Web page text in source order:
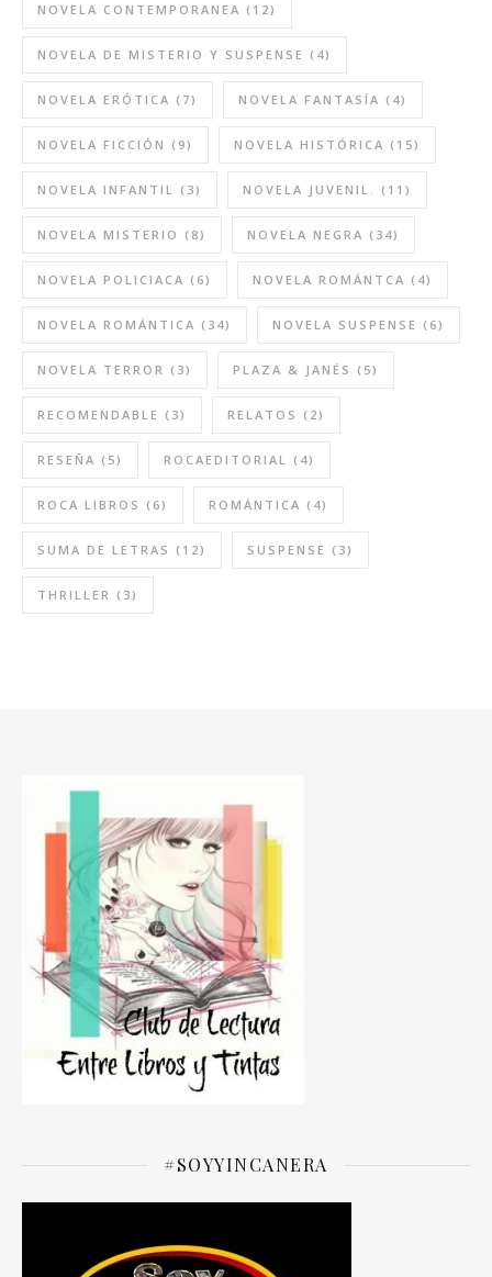
NOVELA CONTEMPORANEA (12)
NOVELA DE MISTERIO Y SUSPENSE (4)
NOVELA ERÓTICA (7) NOVELA FANTASÍA (4)
NOVELA FICCIÓN (9) NOVELA HISTÓRICA (15)
NOVELA INFANTIL (3) NOVELA JUVENIL. (11)
NOVELA MISTERIO (8) NOVELA NEGRA (34)
NOVELA POLICIACA (6) NOVELA ROMÁNTCA (4)
NOVELA ROMÁNTICA (34) NOVELA SUSPENSE (6)
NOVELA TERROR (3) PLAZA & JANÉS (5)
RECOMENDABLE (3) RELATOS (2)
RESEÑA (5) ROCAEDITORIAL (4)
ROCA LIBROS (6) ROMÁNTICA (4)
SUMA DE LETRAS (12) SUSPENSE (3)
THRILLER (3)
#SOYYINCANERA